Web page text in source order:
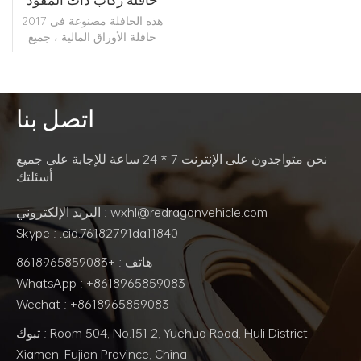
الأيمن للبيع
هذه الحافلة مصنوعة في 2017
حافلة الأوراق المالية ، جميع
الملحقات أصلية.
اقرأ أكثر
اتصل بنا
نحن متواجدون على الإنترنت 7 * 24 ساعة للإجابة على جميع
أسئلتك
البريد الإلكتروني : wxhl@redragonvehicle.com
Skype : .cid.76182791da11840
هاتف : +8618965859083
WhatsApp : +8618965859083
Wechat : +8618965859083
تبوك : Room 504, No.151-2, Yuehua Road, Huli District,
Xiamen, Fujian Province, China